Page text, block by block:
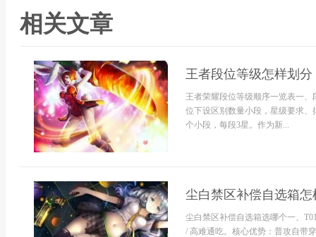
相关文章
王者段位等级怎样划
王者荣耀段位等级顺序一览表一
位下设区别数量小段，星级要求
个小段，每段3星。作为新...
尘白禁区补偿自选箱怎
尘白禁区补偿自选箱选哪个一、
/ 高难通吃。核心优势：普攻自带